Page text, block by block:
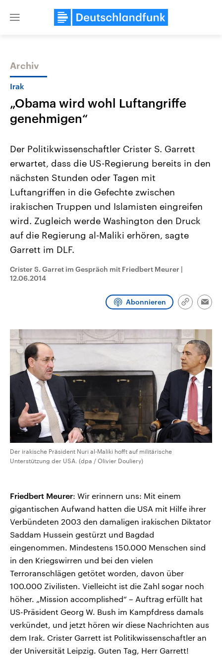
Close
Themen
Landtagswahl Sachsen-Anhalt
2026
Alle Informationen
Sachsen-Anhalt wählt am 6.
September 2026 einen neuen
Landtag. Seit 2021 wird das
Bundesland von einer Koalition aus
CDU, SPD und FDP regiert.-
Umfragen, Prognosen,
und Hintergründe zu den Parteien
Wahl.
Aktuelle Beiträge,
Hintergründe
Wirtschaftlich und
gehören die Vereinigten
den mächtigsten Ländern
mit großem Einfluss auf
aktuelle Weltgeschehen.
Sendungen Programm
Audio-Archiv
Archiv
Irak
„Obama wird wohl Luftangriffe
genehmigen“
Der Politikwissenschaftler Crister S. Garrett
erwartet, dass die US-Regierung bereits in den
nächsten Stunden oder Tagen mit
Luftangriffen in die Gefechte zwischen
irakischen Truppen und Islamisten eingreifen
wird. Zugleich werde Washington den Druck
auf die Regierung al-Maliki erhören, sagte
Garrett im DLF.
Crister S. Garret im Gespräch mit Friedbert Meurer |
12.06.2014
Abonnieren
Link
Der irakische Präsident Nuri al-Maliki hofft auf militärische
Unterstützung der USA. (dpa / Olivier Douliery)
Friedbert Meurer: Wir erinnern uns: Mit einem
gigantischen Aufwand hatten die USA mit Hilfe ihrer
Verbündeten 2003 den damaligen irakischen Diktator
Saddam Hussein gestürzt und Bagdad
eingenommen. Mindestens 150.000 Menschen sind
in den Kriegswirren und bei den vielen
Terroranschlägen getötet worden, davon über
100.000 Zivilisten. Vielleicht ist die Zahl sogar noch
höher. „Mission accomplished“ – Auftrag erfüllt hat
US-Präsident Georg W. Bush im Kampfdress damals
verkündet, und jetzt hören wir diese Nachrichten aus
dem Irak. Crister Garrett ist Politikwissenschaftler an
der Universität Leipzig. Guten Tag, Herr Garrett!